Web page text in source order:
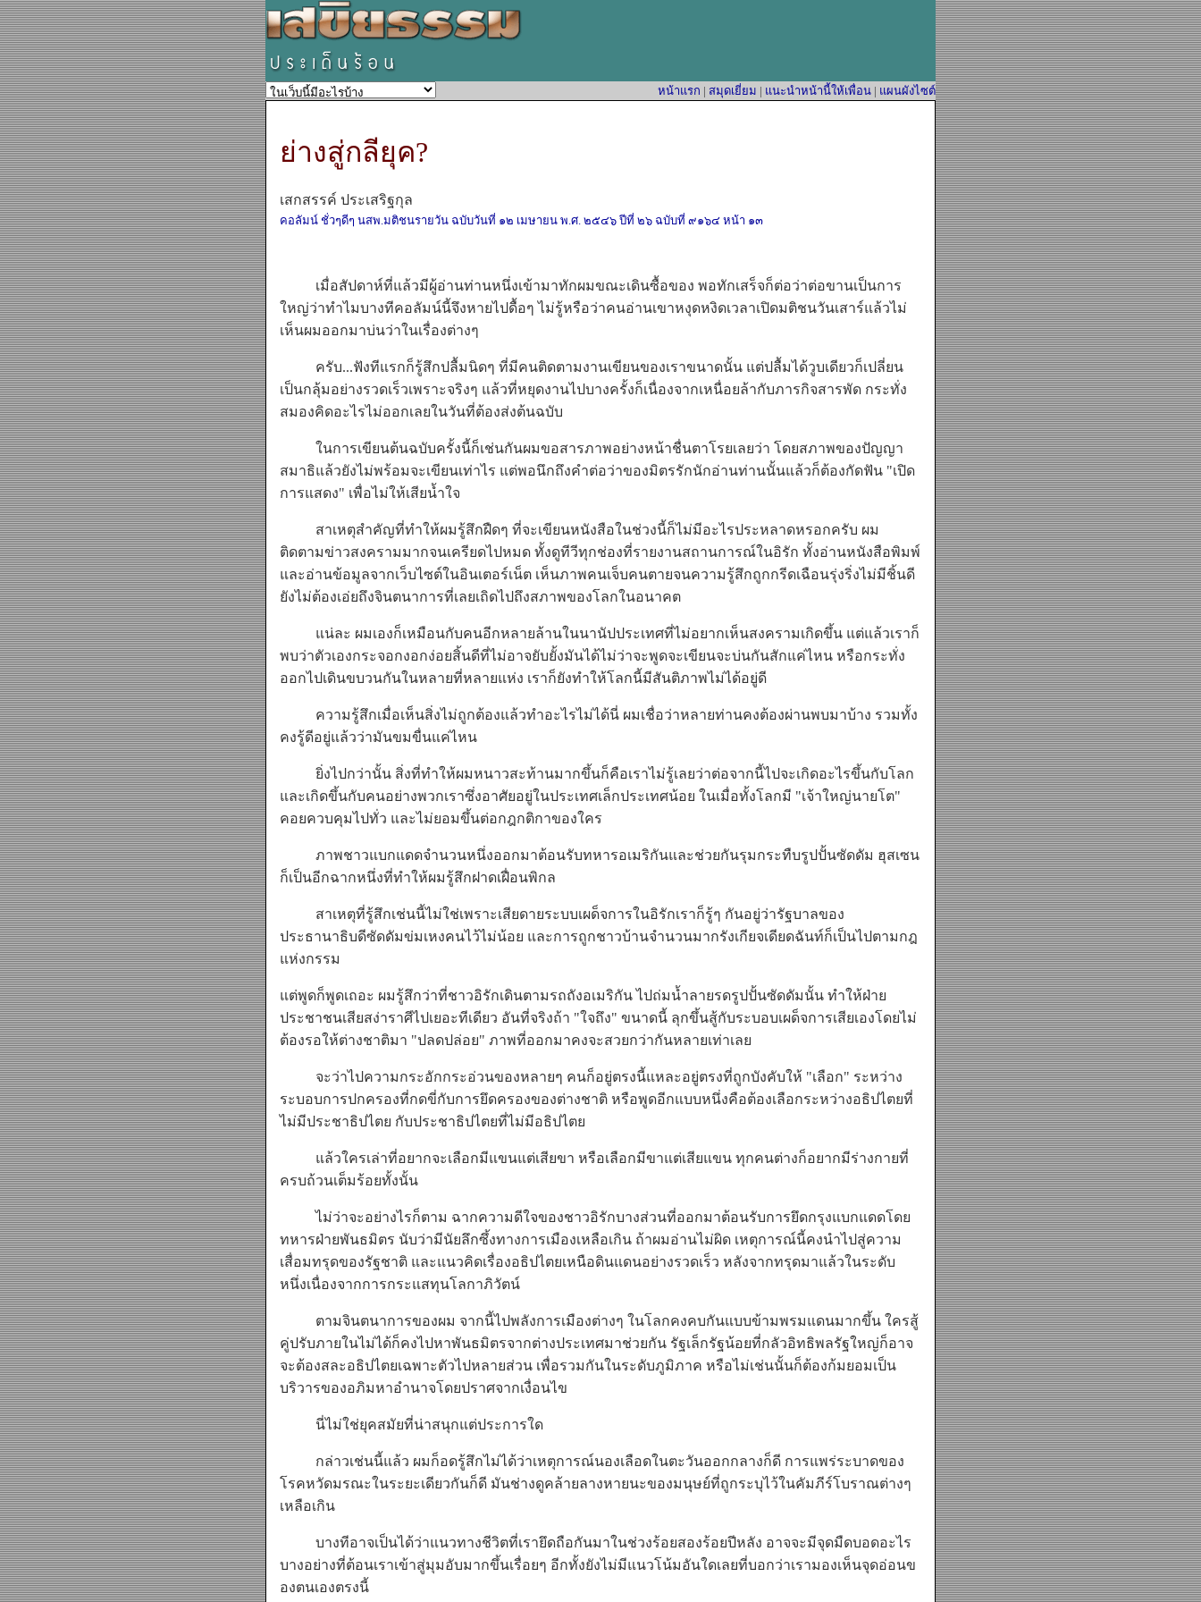
หน้าแรก | สมุดเยี่ยม | แนะนำหน้านี้ให้เพื่อน | แผนผังไซต์
ย่างสู่กลียุค?
เสกสรรค์ ประเสริฐกุล
คอลัมน์ ชั่วๆดีๆ นสพ.มติชนรายวัน ฉบับวันที่ ๑๒ เมษายน พ.ศ. ๒๕๔๖ ปีที่ ๒๖ ฉบับที่ ๙๑๖๔ หน้า ๑๓
เมื่อสัปดาห์ที่แล้วมีผู้อ่านท่านหนึ่งเข้ามาทักผมขณะเดินซื้อของ พอทักเสร็จก็ต่อว่าต่อขานเป็นการ
ใหญ่ว่าทำไมบางทีคอลัมน์นี้จึงหายไปดื้อๆ ไม่รู้หรือว่าคนอ่านเขาหงุดหงิดเวลาเปิดมติชนวันเสาร์แล้วไม่
เห็นผมออกมาบ่นว่าในเรื่องต่างๆ
ครับ...ฟังทีแรกก็รู้สึกปลื้มนิดๆ ที่มีคนติดตามงานเขียนของเราขนาดนั้น แต่ปลื้มได้วูบเดียวก็เปลี่ยน
เป็นกลุ้มอย่างรวดเร็วเพราะจริงๆ แล้วที่หยุดงานไปบางครั้งก็เนื่องจากเหนื่อยล้ากับภารกิจสารพัด กระทั่ง
สมองคิดอะไรไม่ออกเลยในวันที่ต้องส่งต้นฉบับ
ในการเขียนต้นฉบับครั้งนี้ก็เช่นกันผมขอสารภาพอย่างหน้าชื่นตาโรยเลยว่า โดยสภาพของปัญญา
สมาธิแล้วยังไม่พร้อมจะเขียนเท่าไร แต่พอนึกถึงคำต่อว่าของมิตรรักนักอ่านท่านนั้นแล้วก็ต้องกัดฟัน "เปิด
การแสดง" เพื่อไม่ให้เสียน้ำใจ
สาเหตุสำคัญที่ทำให้ผมรู้สึกฝืดๆ ที่จะเขียนหนังสือในช่วงนี้ก็ไม่มีอะไรประหลาดหรอกครับ ผม
ติดตามข่าวสงครามมากจนเครียดไปหมด ทั้งดูทีวีทุกช่องที่รายงานสถานการณ์ในอิรัก ทั้งอ่านหนังสือพิมพ์
และอ่านข้อมูลจากเว็บไซต์ในอินเตอร์เน็ต เห็นภาพคนเจ็บคนตายจนความรู้สึกถูกกรีดเฉือนรุ่งริ่งไม่มีชิ้นดี
ยังไม่ต้องเอ่ยถึงจินตนาการที่เลยเถิดไปถึงสภาพของโลกในอนาคต
แน่ละ ผมเองก็เหมือนกับคนอีกหลายล้านในนานัปประเทศที่ไม่อยากเห็นสงครามเกิดขึ้น แต่แล้วเราก็
พบว่าตัวเองกระจอกงอกง่อยสิ้นดีที่ไม่อาจยับยั้งมันได้ไม่ว่าจะพูดจะเขียนจะบ่นกันสักแค่ไหน หรือกระทั่ง
ออกไปเดินขบวนกันในหลายที่หลายแห่ง เราก็ยังทำให้โลกนี้มีสันติภาพไม่ได้อยู่ดี
ความรู้สึกเมื่อเห็นสิ่งไม่ถูกต้องแล้วทำอะไรไม่ได้นี่ ผมเชื่อว่าหลายท่านคงต้องผ่านพบมาบ้าง รวมทั้ง
คงรู้ดีอยู่แล้วว่ามันขมขื่นแค่ไหน
ยิ่งไปกว่านั้น สิ่งที่ทำให้ผมหนาวสะท้านมากขึ้นก็คือเราไม่รู้เลยว่าต่อจากนี้ไปจะเกิดอะไรขึ้นกับโลก
และเกิดขึ้นกับคนอย่างพวกเราซึ่งอาศัยอยู่ในประเทศเล็กประเทศน้อย ในเมื่อทั้งโลกมี "เจ้าใหญ่นายโต"
คอยควบคุมไปทั่ว และไม่ยอมขึ้นต่อกฎกติกาของใคร
ภาพชาวแบกแดดจำนวนหนึ่งออกมาต้อนรับทหารอเมริกันและช่วยกันรุมกระทืบรูปปั้นซัดดัม ฮุสเซน
ก็เป็นอีกฉากหนึ่งที่ทำให้ผมรู้สึกฝาดเฝื่อนพิกล
สาเหตุที่รู้สึกเช่นนี้ไม่ใช่เพราะเสียดายระบบเผด็จการในอิรักเราก็รู้ๆ กันอยู่ว่ารัฐบาลของ
ประธานาธิบดีซัดดัมข่มเหงคนไว้ไม่น้อย และการถูกชาวบ้านจำนวนมากรังเกียจเดียดฉันท์ก็เป็นไปตามกฎ
แห่งกรรม
แต่พูดก็พูดเถอะ ผมรู้สึกว่าที่ชาวอิรักเดินตามรถถังอเมริกัน ไปถ่มน้ำลายรดรูปปั้นซัดดัมนั้น ทำให้ฝ่าย
ประชาชนเสียสง่าราศีไปเยอะทีเดียว อันที่จริงถ้า "ใจถึง" ขนาดนี้ ลุกขึ้นสู้กับระบอบเผด็จการเสียเองโดยไม่
ต้องรอให้ต่างชาติมา "ปลดปล่อย" ภาพที่ออกมาคงจะสวยกว่ากันหลายเท่าเลย
จะว่าไปความกระอักกระอ่วนของหลายๆ คนก็อยู่ตรงนี้แหละอยู่ตรงที่ถูกบังคับให้ "เลือก" ระหว่าง
ระบอบการปกครองที่กดขี่กับการยึดครองของต่างชาติ หรือพูดอีกแบบหนึ่งคือต้องเลือกระหว่างอธิปไตยที่
ไม่มีประชาธิปไตย กับประชาธิปไตยที่ไม่มีอธิปไตย
แล้วใครเล่าที่อยากจะเลือกมีแขนแต่เสียขา หรือเลือกมีขาแต่เสียแขน ทุกคนต่างก็อยากมีร่างกายที่
ครบถ้วนเต็มร้อยทั้งนั้น
ไม่ว่าจะอย่างไรก็ตาม ฉากความดีใจของชาวอิรักบางส่วนที่ออกมาต้อนรับการยึดกรุงแบกแดดโดย
ทหารฝ่ายพันธมิตร นับว่ามีนัยลึกซึ้งทางการเมืองเหลือเกิน ถ้าผมอ่านไม่ผิด เหตุการณ์นี้คงนำไปสู่ความ
เสื่อมทรุดของรัฐชาติ และแนวคิดเรื่องอธิปไตยเหนือดินแดนอย่างรวดเร็ว หลังจากทรุดมาแล้วในระดับ
หนึ่งเนื่องจากการกระแสทุนโลกาภิวัตน์
ตามจินตนาการของผม จากนี้ไปพลังการเมืองต่างๆ ในโลกคงคบกันแบบข้ามพรมแดนมากขึ้น ใครสู้
คู่ปรับภายในไม่ได้ก็คงไปหาพันธมิตรจากต่างประเทศมาช่วยกัน รัฐเล็กรัฐน้อยที่กลัวอิทธิพลรัฐใหญ่ก็อาจ
จะต้องสละอธิปไตยเฉพาะตัวไปหลายส่วน เพื่อรวมกันในระดับภูมิภาค หรือไม่เช่นนั้นก็ต้องก้มยอมเป็น
บริวารของอภิมหาอำนาจโดยปราศจากเงื่อนไข
นี่ไม่ใช่ยุคสมัยที่น่าสนุกแต่ประการใด
กล่าวเช่นนี้แล้ว ผมก็อดรู้สึกไม่ได้ว่าเหตุการณ์นองเลือดในตะวันออกกลางก็ดี การแพร่ระบาดของ
โรคหวัดมรณะในระยะเดียวกันก็ดี มันช่างดูคล้ายลางหายนะของมนุษย์ที่ถูกระบุไว้ในคัมภีร์โบราณต่างๆ
เหลือเกิน
บางทีอาจเป็นได้ว่าแนวทางชีวิตที่เรายึดถือกันมาในช่วงร้อยสองร้อยปีหลัง อาจจะมีจุดมืดบอดอะไร
บางอย่างที่ต้อนเราเข้าสู่มุมอับมากขึ้นเรื่อยๆ อีกทั้งยังไม่มีแนวโน้มอันใดเลยที่บอกว่าเรามองเห็นจุดอ่อนข
องตนเองตรงนี้